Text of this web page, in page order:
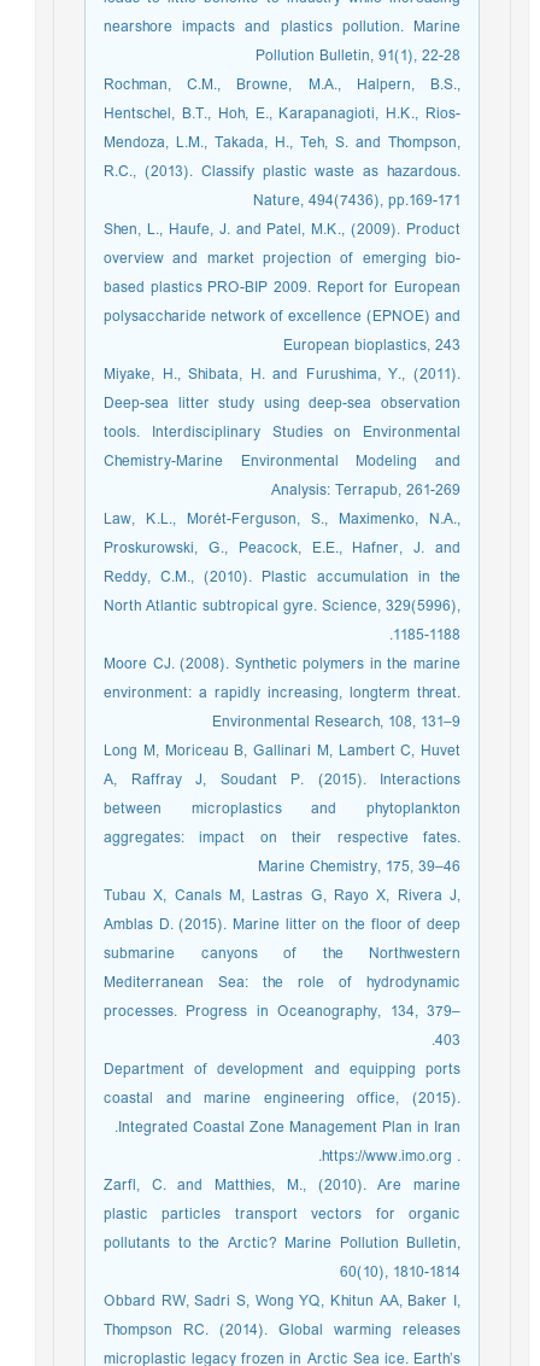
nearshore impacts and plastics pollution. Marine
Pollution Bulletin, 91(1), 22-28
Rochman, C.M., Browne, M.A., Halpern, B.S.,
Hentschel, B.T., Hoh, E., Karapanagioti, H.K., Rios-
Mendoza, L.M., Takada, H., Teh, S. and Thompson,
R.C., (2013). Classify plastic waste as hazardous.
Nature, 494(7436), pp.169-171
Shen, L., Haufe, J. and Patel, M.K., (2009). Product
overview and market projection of emerging bio-
based plastics PRO-BIP 2009. Report for European
polysaccharide network of excellence (EPNOE) and
European bioplastics, 243
Miyake, H., Shibata, H. and Furushima, Y., (2011).
Deep-sea litter study using deep-sea observation
tools. Interdisciplinary Studies on Environmental
Chemistry-Marine Environmental Modeling and
Analysis: Terrapub, 261-269
Law, K.L., Morét-Ferguson, S., Maximenko, N.A.,
Proskurowski, G., Peacock, E.E., Hafner, J. and
Reddy, C.M., (2010). Plastic accumulation in the
North Atlantic subtropical gyre. Science, 329(5996),
1185-1188.
Moore CJ. (2008). Synthetic polymers in the marine
environment: a rapidly increasing, longterm threat.
Environmental Research, 108, 131–9
Long M, Moriceau B, Gallinari M, Lambert C, Huvet
A, Raffray J, Soudant P. (2015). Interactions
between microplastics and phytoplankton
aggregates: impact on their respective fates.
Marine Chemistry, 175, 39–46
Tubau X, Canals M, Lastras G, Rayo X, Rivera J,
Amblas D. (2015). Marine litter on the floor of deep
submarine canyons of the Northwestern
Mediterranean Sea: the role of hydrodynamic
processes. Progress in Oceanography, 134, 379–
403.
Department of development and equipping ports
coastal and marine engineering office, (2015).
Integrated Coastal Zone Management Plan in Iran.
. https://www.imo.org.
Zarfl, C. and Matthies, M., (2010). Are marine
plastic particles transport vectors for organic
pollutants to the Arctic? Marine Pollution Bulletin,
60(10), 1810-1814
Obbard RW, Sadri S, Wong YQ, Khitun AA, Baker I,
Thompson RC. (2014). Global warming releases
microplastic legacy frozen in Arctic Sea ice. Earth’s